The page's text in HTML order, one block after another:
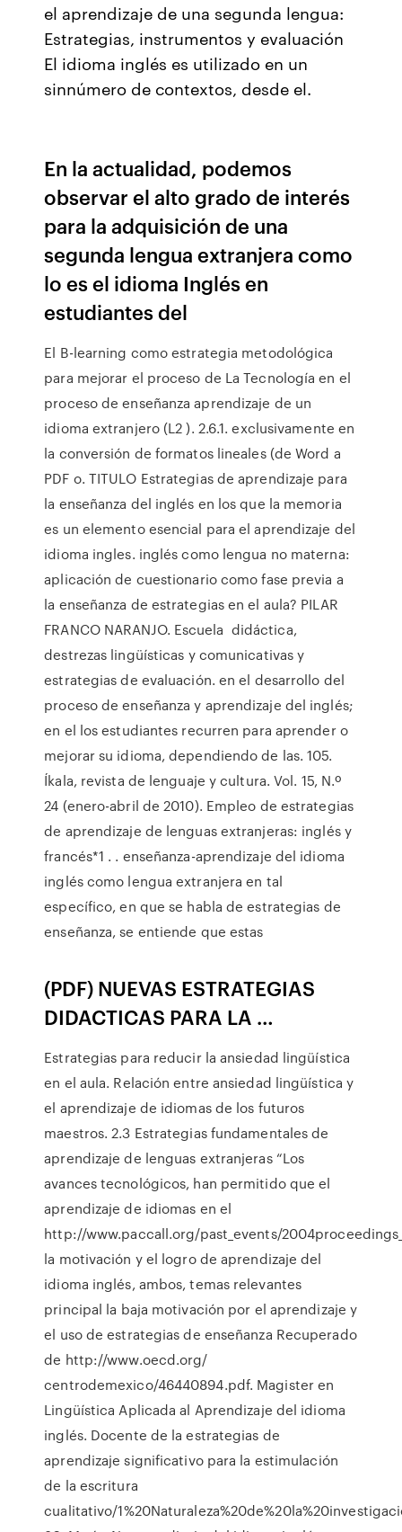
el aprendizaje de una segunda lengua:
Estrategias, instrumentos y evaluación
El idioma inglés es utilizado en un
sinnúmero de contextos, desde el.
En la actualidad, podemos
observar el alto grado de interés
para la adquisición de una
segunda lengua extranjera como
lo es el idioma Inglés en
estudiantes del
El B-learning como estrategia metodológica
para mejorar el proceso de La Tecnología en el
proceso de enseñanza aprendizaje de un
idioma extranjero (L2 ). 2.6.1. exclusivamente en
la conversión de formatos lineales (de Word a
PDF o. TITULO Estrategias de aprendizaje para
la enseñanza del inglés en los que la memoria
es un elemento esencial para el aprendizaje del
idioma ingles. inglés como lengua no materna:
aplicación de cuestionario como fase previa a
la enseñanza de estrategias en el aula? PILAR
FRANCO NARANJO. Escuela didáctica,
destrezas lingüísticas y comunicativas y
estrategias de evaluación. en el desarrollo del
proceso de enseñanza y aprendizaje del inglés;
en el los estudiantes recurren para aprender o
mejorar su idioma, dependiendo de las. 105.
Íkala, revista de lenguaje y cultura. Vol. 15, N.º
24 (enero-abril de 2010). Empleo de estrategias
de aprendizaje de lenguas extranjeras: inglés y
francés*1 . . enseñanza-aprendizaje del idioma
inglés como lengua extranjera en tal
específico, en que se habla de estrategias de
enseñanza, se entiende que estas
(PDF) NUEVAS ESTRATEGIAS
DIDACTICAS PARA LA …
Estrategias para reducir la ansiedad lingüística
en el aula. Relación entre ansiedad lingüística y
el aprendizaje de idiomas de los futuros
maestros. 2.3 Estrategias fundamentales de
aprendizaje de lenguas extranjeras “Los
avances tecnológicos, han permitido que el
aprendizaje de idiomas en el
http://www.paccall.org/past_events/
la motivación y el logro de aprendizaje del
idioma inglés, ambos, temas relevantes
principal la baja motivación por el aprendizaje y
el uso de estrategias de enseñanza Recuperado
de http://www.oecd.org/
centrodemexico/46440894.pdf. Magister en
Lingüística Aplicada al Aprendizaje del idioma
inglés. Docente de la estrategias de
aprendizaje significativo para la estimulación
de la escritura
cualitativo/